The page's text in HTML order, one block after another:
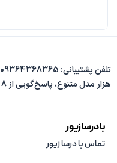
هزار مدل متنوع، پاسخ‌گویی از 8 صبح تا 8 شب.
با درسا زیور
تماس با درسا زیور